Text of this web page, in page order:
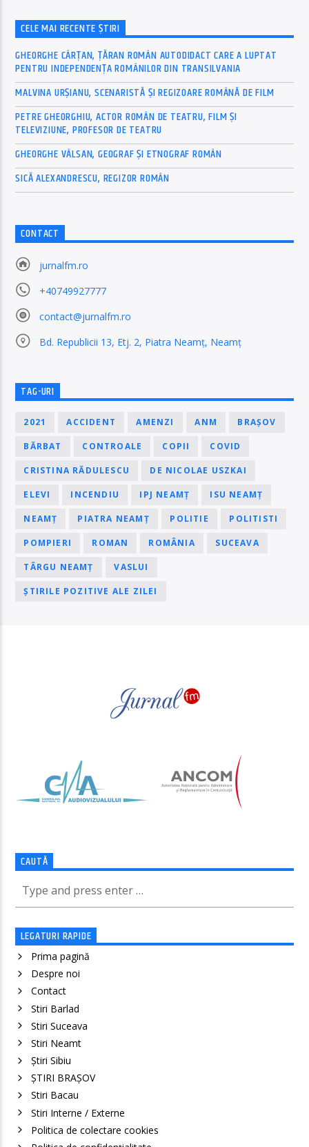
CELE MAI RECENTE ȘTIRI
GHEORGHE CÂRȚAN, ŢĂRAN ROMÂN AUTODIDACT CARE A LUPTAT
PENTRU INDEPENDENȚA ROMÂNILOR DIN TRANSILVANIA
MALVINA URȘIANU, SCENARISTĂ ȘI REGIZOARE ROMÂNĂ DE FILM
PETRE GHEORGHIU, ACTOR ROMÂN DE TEATRU, FILM ȘI
TELEVIZIUNE, PROFESOR DE TEATRU
GHEORGHE VÂLSAN, GEOGRAF ȘI ETNOGRAF ROMÂN
SICĂ ALEXANDRESCU, REGIZOR ROMÂN
CONTACT
jurnalfm.ro
+40749927777
contact@jurnalfm.ro
Bd. Republicii 13, Etj. 2, Piatra Neamț, Neamț
TAG-URI
2021 ACCIDENT AMENZI ANM BRAȘOV
BĂRBAT CONTROALE COPII COVID
CRISTINA RĂDULESCU DE NICOLAE USZKAI
ELEVI INCENDIU IPJ NEAMȚ ISU NEAMȚ
NEAMȚ PIATRA NEAMȚ POLITIE POLITISTI
POMPIERI ROMAN ROMÂNIA SUCEAVA
TÂRGU NEAMȚ VASLUI
ȘTIRILE POZITIVE ALE ZILEI
CAUTĂ
LEGATURI RAPIDE
Prima pagină
Despre noi
Contact
Stiri Barlad
Stiri Suceava
Stiri Neamt
Știri Sibiu
ȘTIRI BRAȘOV
Stiri Bacau
Stiri Interne / Externe
Politica de colectare cookies